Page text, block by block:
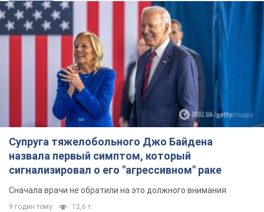
9 годин тому
Ее убила Россия: умерла 13-летняя
девочка, раненая в результате
российской атаки на Сумскую
область. Фото
В тот день во время российского обстрела
погибли ее брат, отчим и бабушка
9 годин тому 9,7 т.
Почему в СССР врачи носили только
белые халаты
В этом был как практический, так и
символический смысл